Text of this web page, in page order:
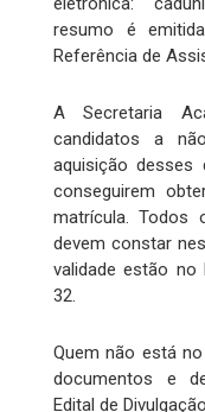
resumo é
Referência de
A Secretaria
candidatos a
aquisição
conseguirem
matrícula. Todos
devem constar
validade estão no
32.
Quem não está
documentos e
Edital de